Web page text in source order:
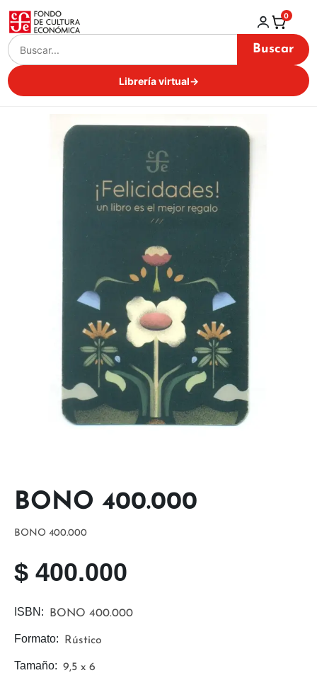
Buscar
Librería virtual→
0
Tamaño: 9,5 x 6
Formato: Rústico
ISBN: BONO 400.000
$ 400.000
BONO 400.000
BONO 400.000